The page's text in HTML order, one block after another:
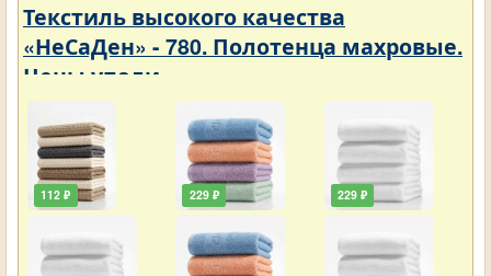
Текстиль высокого качества
«НеСаДен» - 780. Полотенца махровые.
Цены упали
112 ₽ 229 ₽ 229 ₽